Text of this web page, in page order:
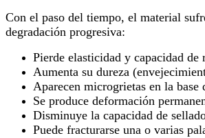
Con el paso del tiempo, el material
degradación progresiva:
Pierde elasticidad y capacidad de
Aumenta su dureza
Aparecen microgrietas en la base
Se produce deformación
Disminuye la capacidad de
Puede fracturarse una o varias